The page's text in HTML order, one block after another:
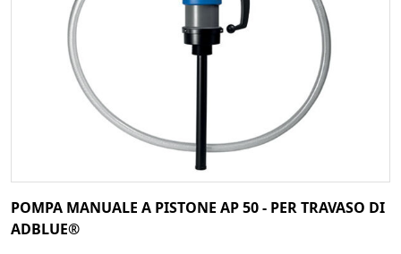
POMPA MANUALE A PISTONE AP 50 - PER TRAVASO DI
ADBLUE®